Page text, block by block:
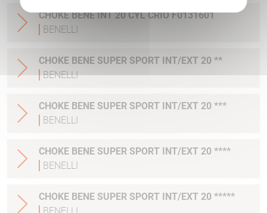
CHOKE BENE INT 20 CYL CRIO F0131601
BENELLI
CHOKE BENE SUPER SPORT INT/EXT 20 **
BENELLI
CHOKE BENE SUPER SPORT INT/EXT 20 ***
BENELLI
CHOKE BENE SUPER SPORT INT/EXT 20 ****
BENELLI
CHOKE BENE SUPER SPORT INT/EXT 20 *****